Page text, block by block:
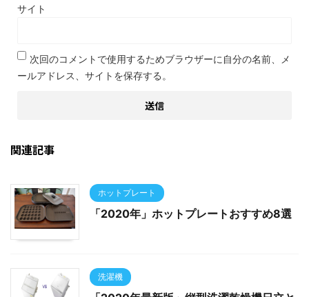
サイト
次回のコメントで使用するためブラウザーに自分の名前、メ
ールアドレス、サイトを保存する。
関連記事
ホットプレート
「2020年」ホットプレートおすすめ8選
洗濯機